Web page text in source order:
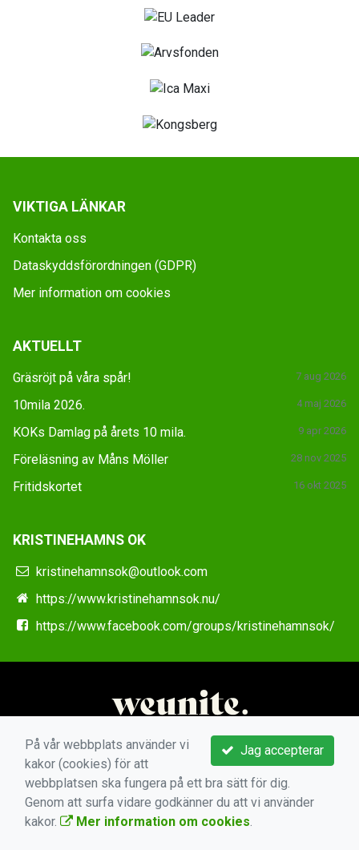
VIKTIGA LÄNKAR
Kontakta oss
Dataskyddsförordningen (GDPR)
Mer information om cookies
AKTUELLT
Gräsröjt på våra spår! 7 aug 2026
10mila 2026. 4 maj 2026
KOKs Damlag på årets 10 mila. 9 apr 2026
Föreläsning av Måns Möller 28 nov 2025
Fritidskortet 16 okt 2025
KRISTINEHAMNS OK
kristinehamnsok@outlook.com
https://www.kristinehamnsok.nu/
https://www.facebook.com/groups/kristinehamnsok/
Jag accepterar
På vår webbplats använder vi
kakor (cookies) för att
webbplatsen ska fungera på ett bra sätt för dig.
Genom att surfa vidare godkänner du att vi använder
kakor.
Mer information om cookies.